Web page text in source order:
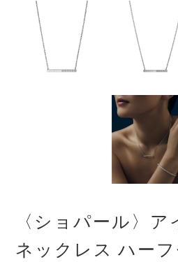
〈ショパール〉
ネックレス ハー